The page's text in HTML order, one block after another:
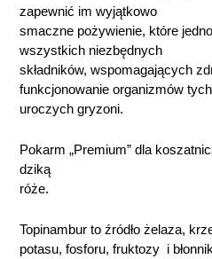
zapewnić im wyjątkowo
smaczne pożywienie, które
wszystkich niezbędnych
składników, wspomagających
funkcjonowanie organizmów tych
uroczych gryzoni.
Pokarm „Premium” dla
dziką
róże.
Topinambur to źródło żelaza,
potasu, fosforu, fruktozy i